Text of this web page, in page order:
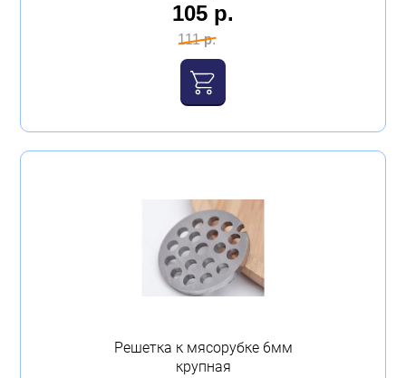
105 р.
111 р.
Решетка к мясорубке 6мм
крупная